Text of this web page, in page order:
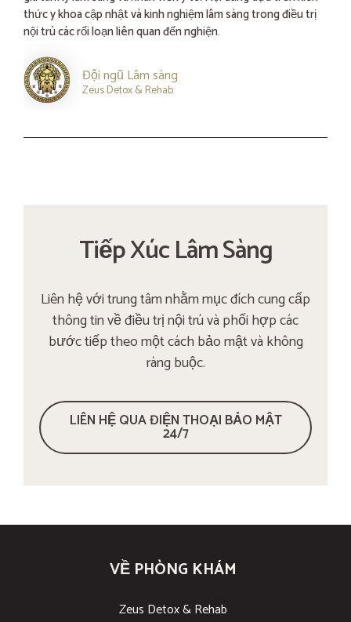
thức y khoa cập nhật và kinh nghiệm lâm sàng trong điều trị
nội trú các rối loạn liên quan đến nghiện.
Đội ngũ Lâm sàng
Zeus Detox & Rehab
Tiếp Xúc Lâm Sàng
Liên hệ với trung tâm nhằm mục đích cung cấp
thông tin về điều trị nội trú và phối hợp các
bước tiếp theo một cách bảo mật và không
ràng buộc.
LIÊN HỆ QUA ĐIỆN THOẠI BẢO MẬT
24/7
VỀ PHÒNG KHÁM
Zeus Detox & Rehab